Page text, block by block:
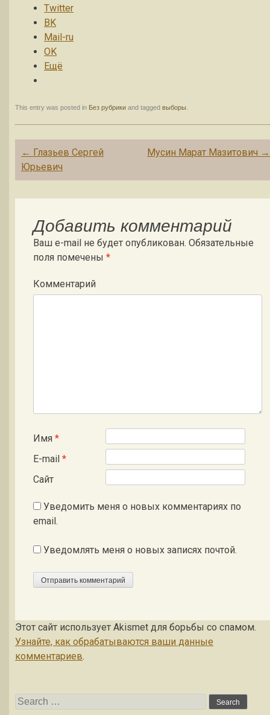
Twitter
BK
Mail-ru
OK
Ещё
This entry was posted in Без рубрики and tagged выборы
Post navigation
← Глазьев Сергей
Юрьевич
Мусин Марат Мазитович →
Добавить комментарий
Ваш e-mail не будет опубликован. Обязательные
поля помечены *
Комментарий
Имя *
E-mail *
Сайт
Уведомить меня о новых комментариях по
email.
Уведомлять меня о новых записях почтой.
Этот сайт использует Akismet для борьбы со спамом.
Узнайте, как обрабатываются ваши данные
комментариев.
Search for: